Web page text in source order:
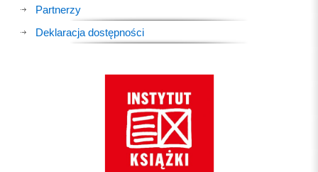
Partnerzy
Deklaracja dostępności